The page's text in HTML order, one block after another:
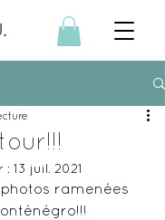
: 13 juil. 2021
ramenées